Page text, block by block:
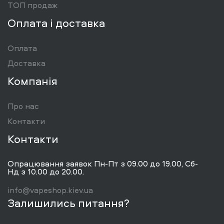
ТОП продаж
Оплата і доставка
Оплата
Доставка
Компанія
Про нас
Контакти
Контакти
Опрацювання заявок Пн-Пт з 09.00 до 19.00, Сб-
Нд з 10.00 до 20.00.
info@vapeshop.kiev.ua
Залишились питання?